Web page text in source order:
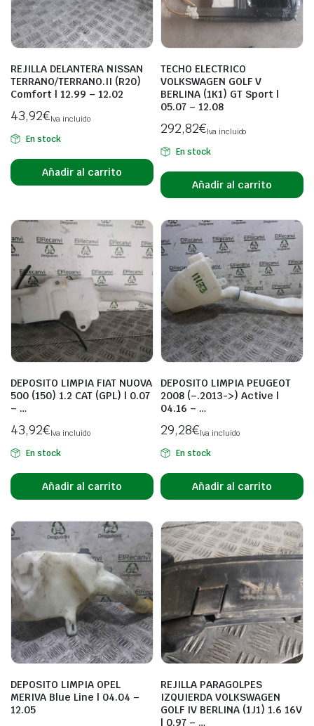
REJILLA DELANTERA NISSAN
TERRANO/TERRANO.II (R20)
Comfort | 12.99 – 12.02
43,92€Iva incluido
En stock
Añadir al carrito
TECHO ELECTRICO
VOLKSWAGEN GOLF V
BERLINA (1K1) GT Sport |
05.07 – 12.08
292,82€Iva incluido
En stock
Añadir al carrito
DEPOSITO LIMPIA FIAT NUOVA
500 (150) 1.2 CAT (GPL) | 0.07
– …
43,92€Iva incluido
En stock
Añadir al carrito
DEPOSITO LIMPIA PEUGEOT
2008 (–.2013->) Active |
04.16 – …
29,28€Iva incluido
En stock
Añadir al carrito
DEPOSITO LIMPIA OPEL
MERIVA Blue Line | 04.04 –
12.05
REJILLA PARAGOLPES
IZQUIERDA VOLKSWAGEN
GOLF IV BERLINA (1J1) 1.6 16V
| 0.97 – …